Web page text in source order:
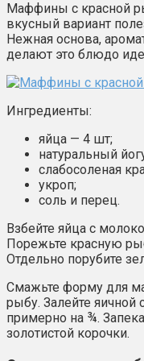
Маффины с красной
вкусный вариант
Нежная основа,
делают это блюдо
Ингредиенты:
яйца — 4 шт;
натуральный
слабосоленая
укроп;
соль и перец.
Взбейте яйца с
Порежьте красную
Отдельно порубите
Смажьте форму для
рыбу. Залейте
примерно на ¾.
золотистой корочки.